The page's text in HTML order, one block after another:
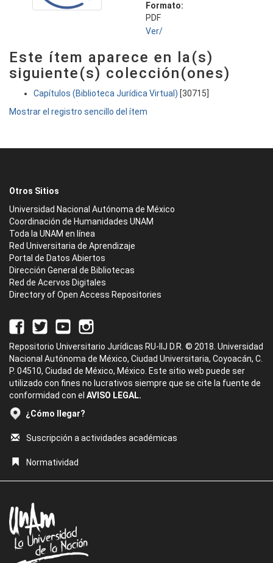
Formato:
PDF
Ver/
Este ítem aparece en la(s)
siguiente(s) colección(ones)
Capítulos (Biblioteca Jurídica Virtual) [30715]
Mostrar el registro sencillo del ítem
Otros Sitios
Universidad Nacional Autónoma de México
Coordinación de Humanidades UNAM
Toda la UNAM en línea
Red Universitaria de Aprendizaje
Portal de Datos Abiertos
Dirección General de Bibliotecas
Red de Acervos Digitales
Directory of Open Access Repositories
Repositorio Universitario Jurídicas RU-IIJ D.R. © 2018. Universidad
Nacional Autónoma de México, Ciudad Universitaria, Coyoacán, C.
P. 04510, Ciudad de México, México. Este sitio web puede ser
utilizado con fines no lucrativos siempre que se cite la fuente de
conformidad con el AVISO LEGAL.
¿Cómo llegar?
Suscripción a actividades académicas
Normatividad